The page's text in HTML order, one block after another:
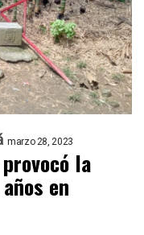
marzo 28, 2023
la
en